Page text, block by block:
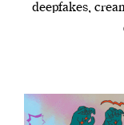
deepfakes,